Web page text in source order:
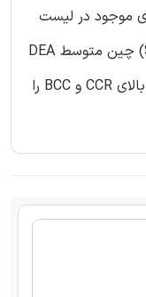
موجود در لیست
بازار بورس اوراق بهادار شینجن (SSEM) چین متوسط DEA
دو سطحی و DEA -SE کامل و GCA در بالای CCR و BCC را